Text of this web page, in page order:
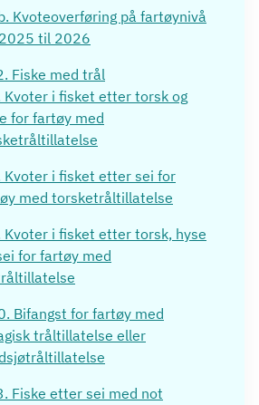
Kvoteoverføring på fartøynivå
til 2026
Fiske med trål
Kvoter i fisket etter torsk og
for fartøy med
Kvoter i fisket etter sei for
med torsketråltillatelse
Kvoter i fisket etter torsk, hyse
for fartøy med
Bifangst for fartøy med
tråltillatelse eller
Fiske etter sei med not